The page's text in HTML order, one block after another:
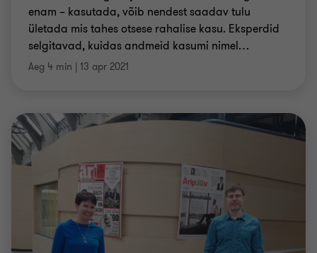
enam – kasutada, võib nendest saadav tulu
ületada mis tahes otsese rahalise kasu. Eksperdid
selgitavad, kuidas andmeid kasumi nimel…
Aeg 4 min | 13 apr 2021